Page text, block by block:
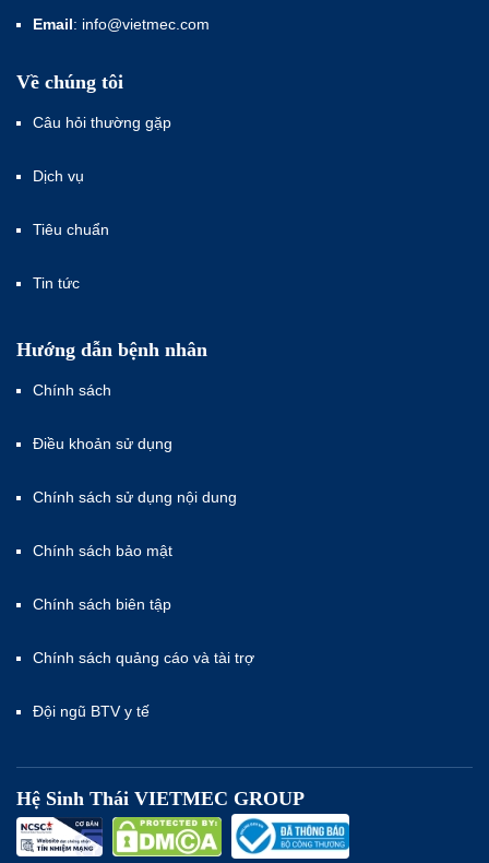
Email: info@vietmec.com
Về chúng tôi
Câu hỏi thường gặp
Dịch vụ
Tiêu chuẩn
Tin tức
Hướng dẫn bệnh nhân
Chính sách
Điều khoản sử dụng
Chính sách sử dụng nội dung
Chính sách bảo mật
Chính sách biên tập
Chính sách quảng cáo và tài trợ
Đội ngũ BTV y tế
Hệ Sinh Thái VIETMEC GROUP